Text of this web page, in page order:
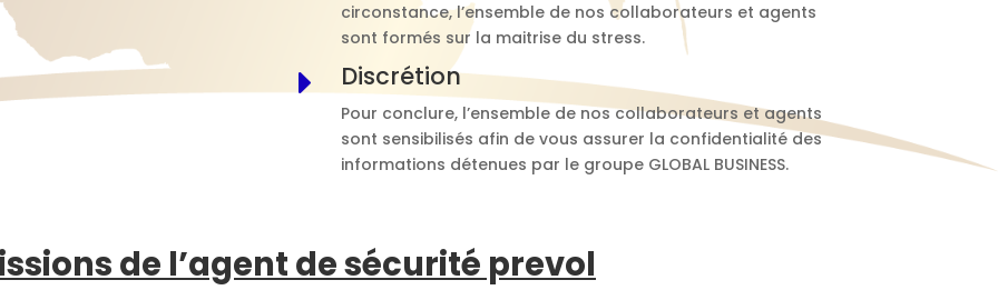
circonstance, l’ensemble de nos collaborateurs et agents
sont formés sur la maitrise du stress.
E Discrétion
Pour conclure, l’ensemble de nos collaborateurs et agents
sont sensibilisés afin de vous assurer la confidentialité des
informations détenues par le groupe GLOBAL BUSINESS.
de l’agent de sécurité prevol